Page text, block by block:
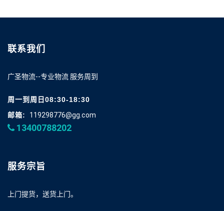
联系我们
广圣物流--专业物流 服务周到
周一到周日08:30-18:30
邮箱:
119298776@gg.com
13400788202
服务宗旨
上门提货，送货上门。